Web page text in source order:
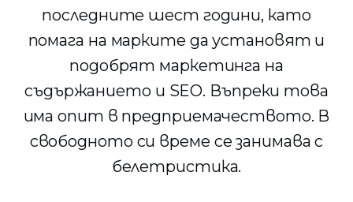
последните шест години, като
помага на марките да установят и
подобрят маркетинга на
съдържанието и SEO. Въпреки това
има опит в предприемачеството. В
свободното си време се занимава с
белетристика.